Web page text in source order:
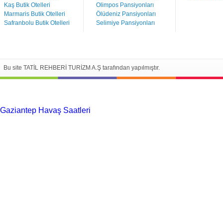
Kaş Butik Otelleri
Marmaris Butik Otelleri
Safranbolu Butik Otelleri
Olimpos Pansiyonları
Ölüdeniz Pansiyonları
Selimiye Pansiyonları
Bu site TATİL REHBERİ TURİZM A.Ş tarafından yapılmıştır.
Gaziantep Havaş Saatleri